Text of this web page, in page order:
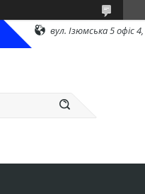
вул. Ізюмська 5 офіс